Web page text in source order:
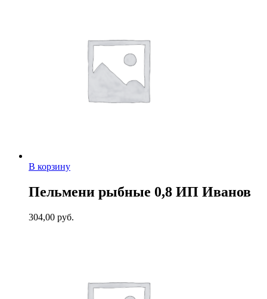
В корзину
Пельмени рыбные 0,8 ИП Иванов
304,00 руб.